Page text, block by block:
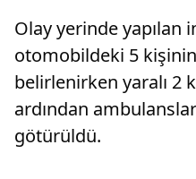
Olay yerinde yapılan
otomobildeki 5
belirlenirken yaralı 2
ardından
götürüldü.